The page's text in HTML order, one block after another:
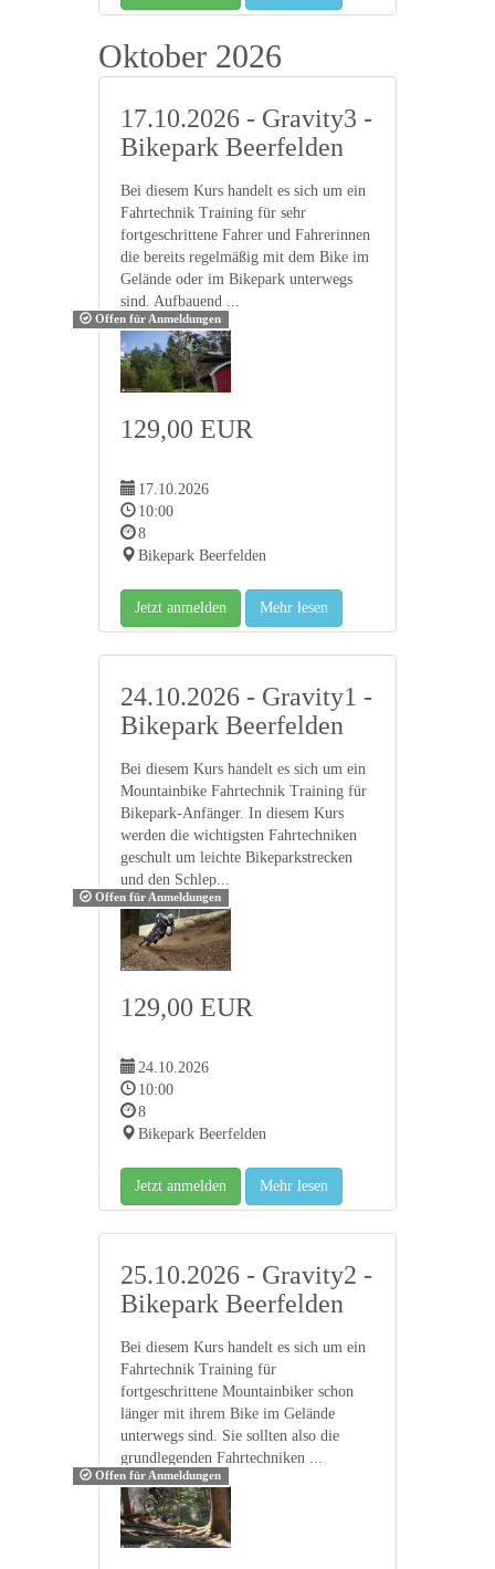
Oktober 2026
17.10.2026 - Gravity3 -
Bikepark Beerfelden
Bei diesem Kurs handelt es sich um ein
Fahrtechnik Training für sehr
fortgeschrittene Fahrer und Fahrerinnen
die bereits regelmäßig mit dem Bike im
Gelände oder im Bikepark unterwegs
sind. Aufbauend ...
Offen für Anmeldungen
129,00 EUR
17.10.2026
10:00
8
Bikepark Beerfelden
Jetzt anmelden Mehr lesen
24.10.2026 - Gravity1 -
Bikepark Beerfelden
Bei diesem Kurs handelt es sich um ein
Mountainbike Fahrtechnik Training für
Bikepark-Anfänger. In diesem Kurs
werden die wichtigsten Fahrtechniken
geschult um leichte Bikeparkstrecken
und den Schlep...
Offen für Anmeldungen
129,00 EUR
24.10.2026
10:00
8
Bikepark Beerfelden
Jetzt anmelden Mehr lesen
25.10.2026 - Gravity2 -
Bikepark Beerfelden
Bei diesem Kurs handelt es sich um ein
Fahrtechnik Training für
fortgeschrittene Mountainbiker schon
länger mit ihrem Bike im Gelände
unterwegs sind. Sie sollten also die
grundlegenden Fahrtechniken ...
Offen für Anmeldungen